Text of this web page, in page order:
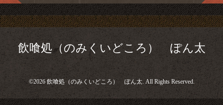
飲喰処（のみくいどころ） ぽん太
©2026 飲喰処（のみくいどころ） ぽん太. All Rights Reserved.